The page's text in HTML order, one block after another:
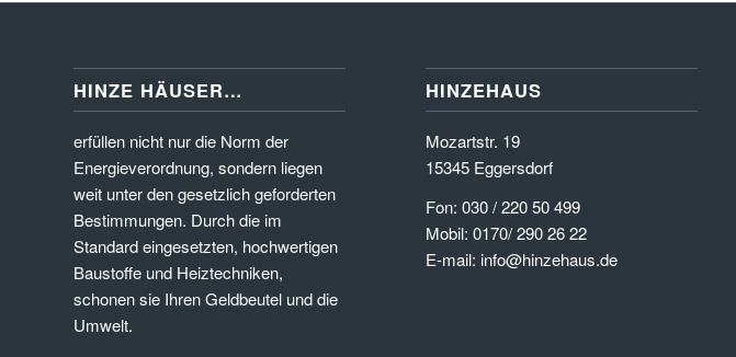
HINZE HÄUSER…
erfüllen nicht nur die Norm der
Energieverordnung, sondern liegen
weit unter den gesetzlich geforderten
Bestimmungen. Durch die im
Standard eingesetzten, hochwertigen
Baustoffe und Heiztechniken,
schonen sie Ihren Geldbeutel und die
Umwelt.
HINZEHAUS
Mozartstr. 19
15345 Eggersdorf
Fon: 030 / 220 50 499
Mobil: 0170/ 290 26 22
E-mail: info@hinzehaus.de